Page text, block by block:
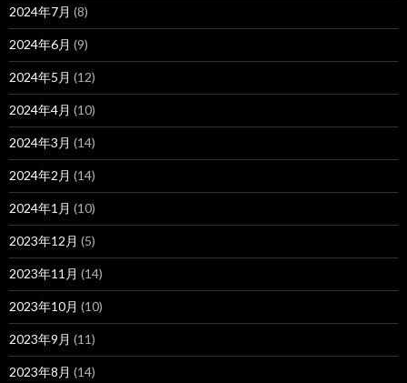
2024年7月 (8)
2024年6月 (9)
2024年5月 (12)
2024年4月 (10)
2024年3月 (14)
2024年2月 (14)
2024年1月 (10)
2023年12月 (5)
2023年11月 (14)
2023年10月 (10)
2023年9月 (11)
2023年8月 (14)